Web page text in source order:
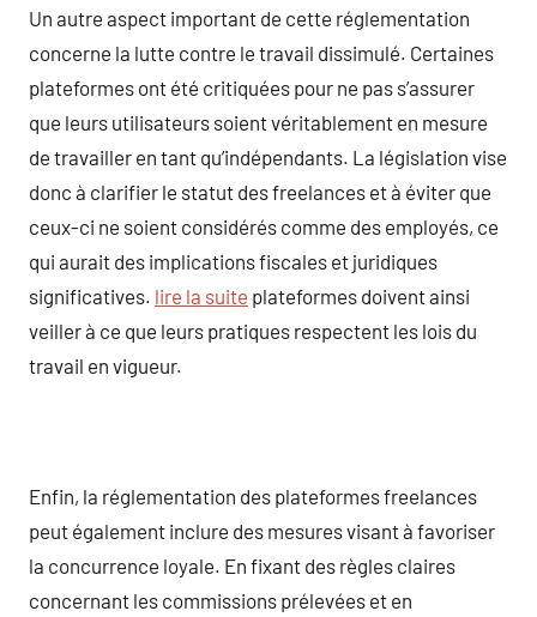
Un autre aspect important de cette réglementation
concerne la lutte contre le travail dissimulé. Certaines
plateformes ont été critiquées pour ne pas s’assurer
que leurs utilisateurs soient véritablement en mesure
de travailler en tant qu’indépendants. La législation vise
donc à clarifier le statut des freelances et à éviter que
ceux-ci ne soient considérés comme des employés, ce
qui aurait des implications fiscales et juridiques
significatives. lire la suite plateformes doivent ainsi
veiller à ce que leurs pratiques respectent les lois du
travail en vigueur.
Enfin, la réglementation des plateformes freelances
peut également inclure des mesures visant à favoriser
la concurrence loyale. En fixant des règles claires
concernant les commissions prélevées et en